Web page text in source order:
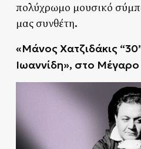
πολύχρωμο μουσικό
μας συνθέτη.
«Μάνος Χατζιδάκις
Ιωαννίδη», στο